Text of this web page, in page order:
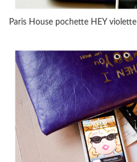
Paris House pochette HEY violette